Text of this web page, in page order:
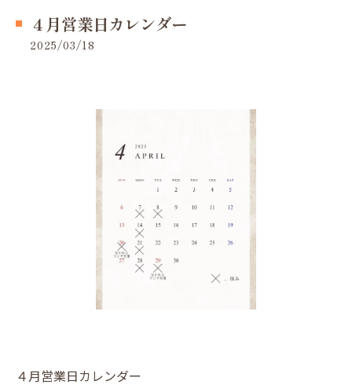
４月営業日カレンダー
2025/03/18
４月営業日カレンダー